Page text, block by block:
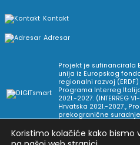
Kontakt
Adresar
Projekt je sufinancirala
unija iz Europskog
regionalni razvoj
Programa Interreg
2021.-2027. (INTERREG
Hrvatska 2021.-2027.,
prekogranične
Koristimo kolačiće kako bismo